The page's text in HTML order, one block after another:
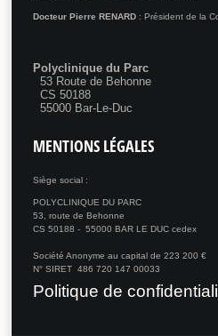
Docteur Pierre RENARD : Président de la
Polyclinique du Parc
53 Route de Behonne
CS 50188
55000 Bar-Le-Duc
MENTIONS LÉGALES
Siège social :
POLYCLINIQUE DU PARC
53, route de Behonne
CS 50188 - 55000 BAR LE DUC cedex
Société Anonyme au capital de 223 200 €
N° SIRET 486 720 147 00033
Politique de